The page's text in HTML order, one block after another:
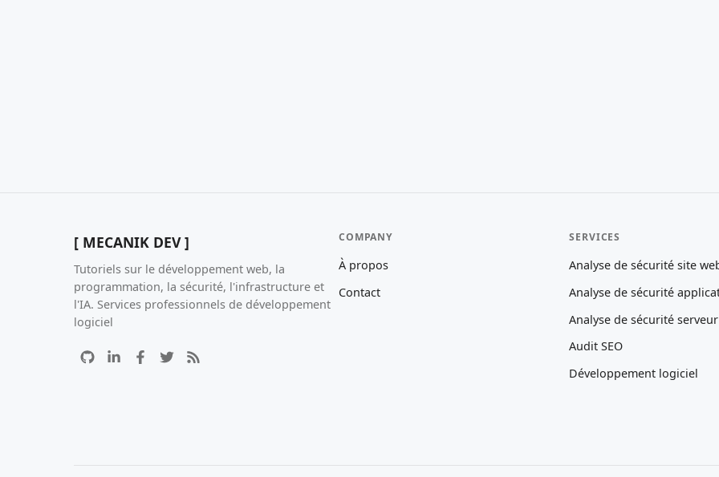
[ MECANIK DEV ]
Tutoriels sur le développement web, la
programmation, la sécurité, l'infrastructure et
l'IA. Services professionnels de développement
logiciel
COMPANY
À propos
Contact
SERVICES
Analyse de sécurité site
Analyse de sécurité
Analyse de sécurité serveur
Audit SEO
Développement logiciel